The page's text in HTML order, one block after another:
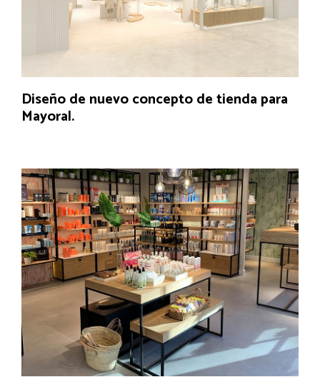
Diseño de nuevo concepto de tienda para
Mayoral.